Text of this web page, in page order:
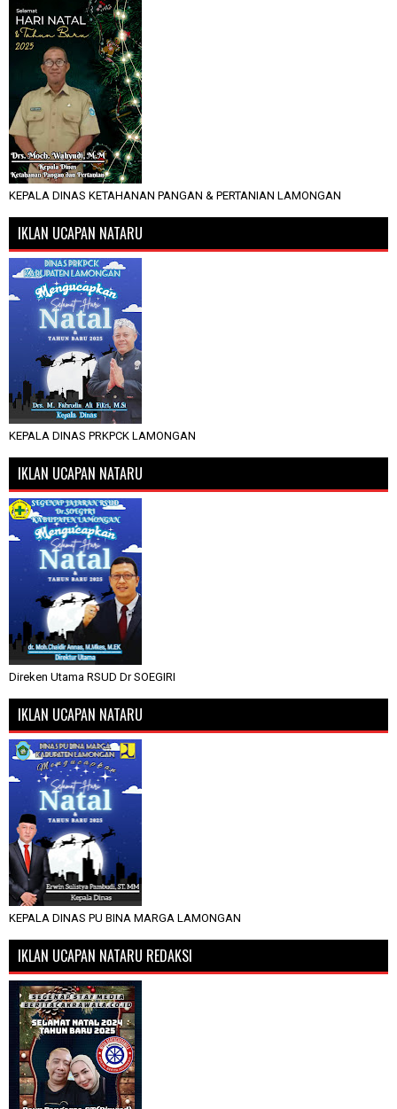
KEPALA DINAS KETAHANAN PANGAN & PERTANIAN LAMONGAN
IKLAN UCAPAN NATARU
KEPALA DINAS PRKPCK LAMONGAN
IKLAN UCAPAN NATARU
Direken Utama RSUD Dr SOEGIRI
IKLAN UCAPAN NATARU
KEPALA DINAS PU BINA MARGA LAMONGAN
IKLAN UCAPAN NATARU REDAKSI